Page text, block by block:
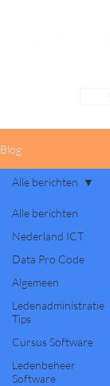
Blog
Alle berichten
Nederland ICT
Data Pro Code
Algemeen
Ledenadministratie
Tips
Cursus Software
Ledenbeheer
Software
Alle berichten